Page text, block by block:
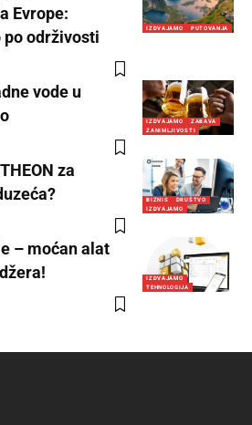
IZDVAJAMO PUTOVANJA
Evrope:
održivosti
IZDVAJAMO
ZABAVA
ZANIMLJIVOSTI
vode u
BIZNIS
DRUŠTVO
IZDVAJAMO
za
IZDVAJAMO
TEHNOLOGIJA
– moćan alat